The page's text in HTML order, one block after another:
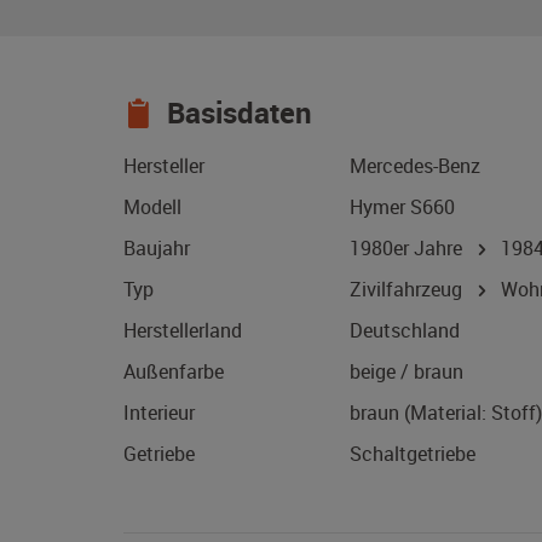
Basisdaten
Hersteller
Mercedes-Benz
Modell
Hymer S660
Baujahr
1980er Jahre
Typ
Zivilfahrzeug
Herstellerland
Deutschland
Außenfarbe
beige / braun
Interieur
braun (Material: Stoff)
Getriebe
Schaltgetriebe